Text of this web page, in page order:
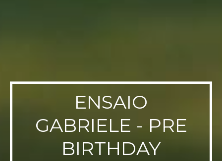
ENSAIO
GABRIELE - PRE
BIRTHDAY